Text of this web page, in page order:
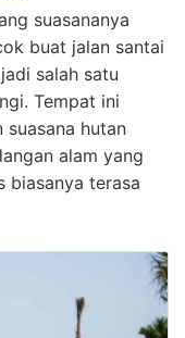
suasananya
buat jalan santai
salah satu
Tempat ini
hutan
alam yang
biasanya terasa